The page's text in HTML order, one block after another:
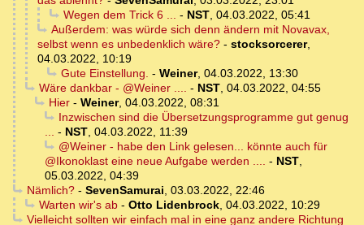
Wegen dem Trick 6 ... - NST, 04.03.2022, 05:41
Außerdem: was würde sich denn ändern mit Novavax,
selbst wenn es unbedenklich wäre? - stocksorcerer,
04.03.2022, 10:19
Gute Einstellung. - Weiner, 04.03.2022, 13:30
Wäre dankbar - @Weiner .... - NST, 04.03.2022, 04:55
Hier- Weiner, 04.03.2022, 08:31
Inzwischen sind die Übersetzungsprogramme gut genug
... - NST, 04.03.2022, 11:39
@Weiner - habe den Link gelesen... könnte auch für
@Ikonoklast eine neue Aufgabe werden .... - NST,
05.03.2022, 04:39
Nämlich?- SevenSamurai, 03.03.2022, 22:46
Warten wir's ab- Otto Lidenbrock, 04.03.2022, 10:29
Vielleicht sollten wir einfach mal in eine ganz andere Richtung